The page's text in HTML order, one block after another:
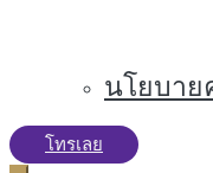
นโยบาย
โทรเลย